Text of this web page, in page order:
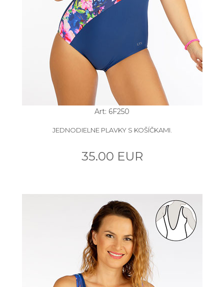
Art: 6F250
JEDNODIELNE PLAVKY S KOŠÍČKAMI.
35.00 EUR